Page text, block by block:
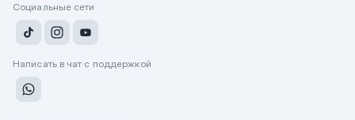
Социальные сети
Написать в чат с поддержкой